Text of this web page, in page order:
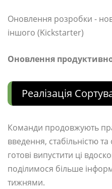
Оновлення розробки -
іншого (Kickstarter)
Оновлення
Реалізація
Команди продовжують
введення, стабільністю
готові випустити ці
поділимося більше
тижнями.